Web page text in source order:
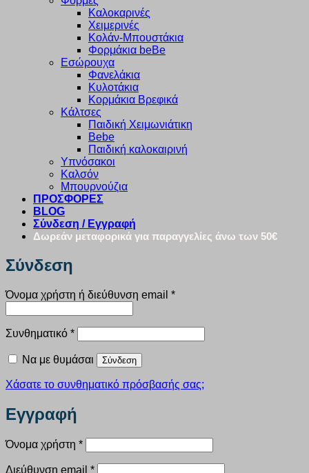
Καλοκαρινές
Χειμερινές
Κολάν-Μπουστάκια
Φορμάκια beBe
Εσώρουχα
Φανελάκια
Κυλοτάκια
Κορμάκια Βρεφικά
Κάλτσες
Παιδική Χειμωνιάτικη
Bebe
Παιδική καλοκαιρινή
Υπνόσακοι
Καλσόν
Μπουρνούζια
ΠΡΟΣΦΟΡΕΣ
BLOG
Σύνδεση / Εγγραφή
Δωρεάν μεταφορικά για παραγγελίες άνω των 50€
Σύνδεση
Όνομα χρήστη ή διεύθυνση email *Απαιτείται
Συνθηματικό *Απαιτείται
Να με θυμάσαι Σύνδεση
Χάσατε το συνθηματικό πρόσβασής σας;
Εγγραφή
Όνομα χρήστη *Απαιτείται
Διεύθυνση email *Απαιτείται